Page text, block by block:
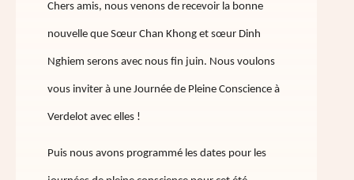
Chers amis, nous venons de recevoir la bonne
nouvelle que Sœur Chan Khong et sœur Dinh
Nghiem serons avec nous fin juin. Nous voulons
vous inviter à une Journée de Pleine Conscience à
Verdelot avec elles !
Puis nous avons programmé les dates pour les